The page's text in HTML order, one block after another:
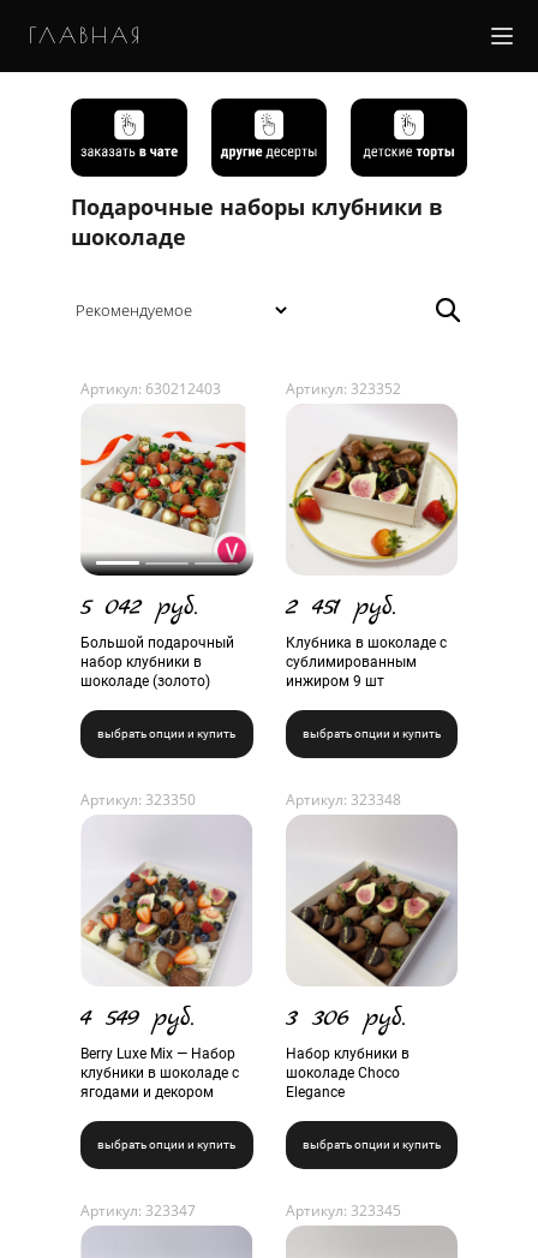
ГЛАВНАЯ
Подарочные наборы клубники в
шоколаде
Артикул: 630212403
5 042 руб.
Большой подарочный
набор клубники в
шоколаде (золото)
выбрать опции и купить
Артикул: 323352
2 451 руб.
Клубника в шоколаде с
сублимированным
инжиром 9 шт
выбрать опции и купить
Артикул: 323350
4 549 руб.
Berry Luxe Mix — Набор
клубники в шоколаде с
ягодами и декором
выбрать опции и купить
Артикул: 323348
3 306 руб.
Набор клубники в
шоколаде Choco
Elegance
выбрать опции и купить
Артикул: 323347 Артикул: 323345